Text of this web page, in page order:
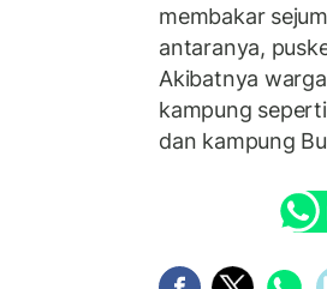
membakar
antaranya,
Akibatnya
kampung
dan kampung